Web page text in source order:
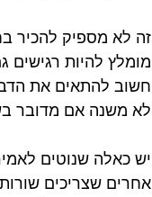
זה לא מספיק להכיר
מומלץ להיות רגישים
חשוב להתאים את
לא משנה אם מדובר בשיחה 1:1 או בהרצאה לקהל
יש כאלה שנוטים
אחרים שצריכים